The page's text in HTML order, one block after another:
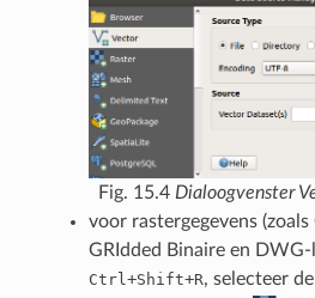
Fig. 15.4 Dialoogvenster
voor rastergegevens
GRIdded Binaire en
Ctrl+Shift+R, selecteer